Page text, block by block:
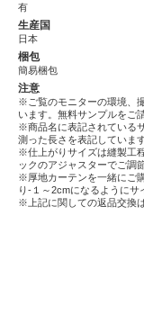
有
生産国
日本
梱包
簡易梱包
注意
※ご覧のモニターの環境、
います。無料サンプルをご
※商品名に表記されている
測った長さを表記しています
※仕上がりサイズは縫製工
ックのアジャスターでご調
※厚地カーテンを一緒にご
り-１～2cmになるようにサ
※上記に関しての返品交換